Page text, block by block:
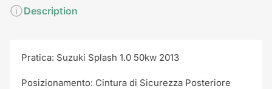
Description
Pratica: Suzuki Splash 1.0 50kw 2013
Posizionamento: Cintura di Sicurezza Posteriore